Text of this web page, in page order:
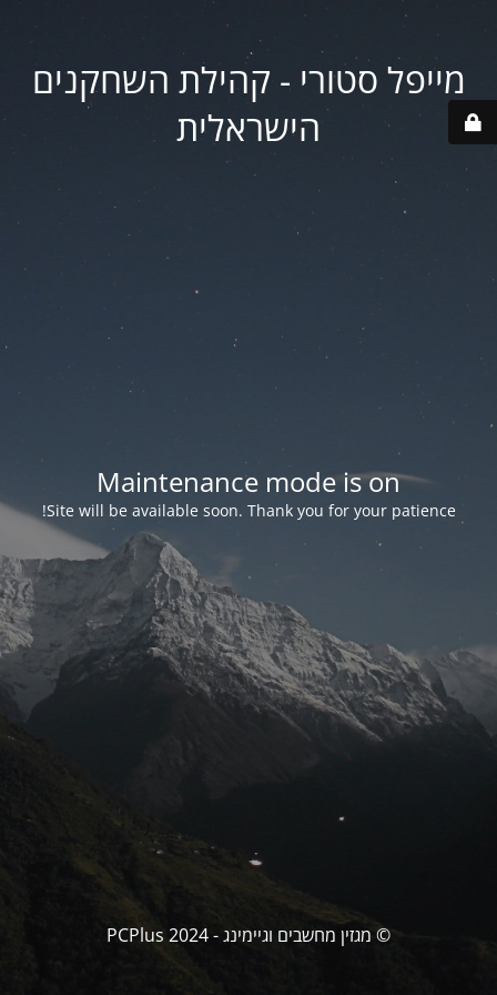
מייפל סטורי - קהילת השחקנים
הישראלית
Maintenance mode is on
Site will be available soon. Thank you for your patience!
© מגזין מחשבים וגיימינג - PCPlus 2024